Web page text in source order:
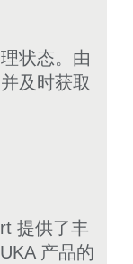
状态。由
及时获取
提供了丰
产品的